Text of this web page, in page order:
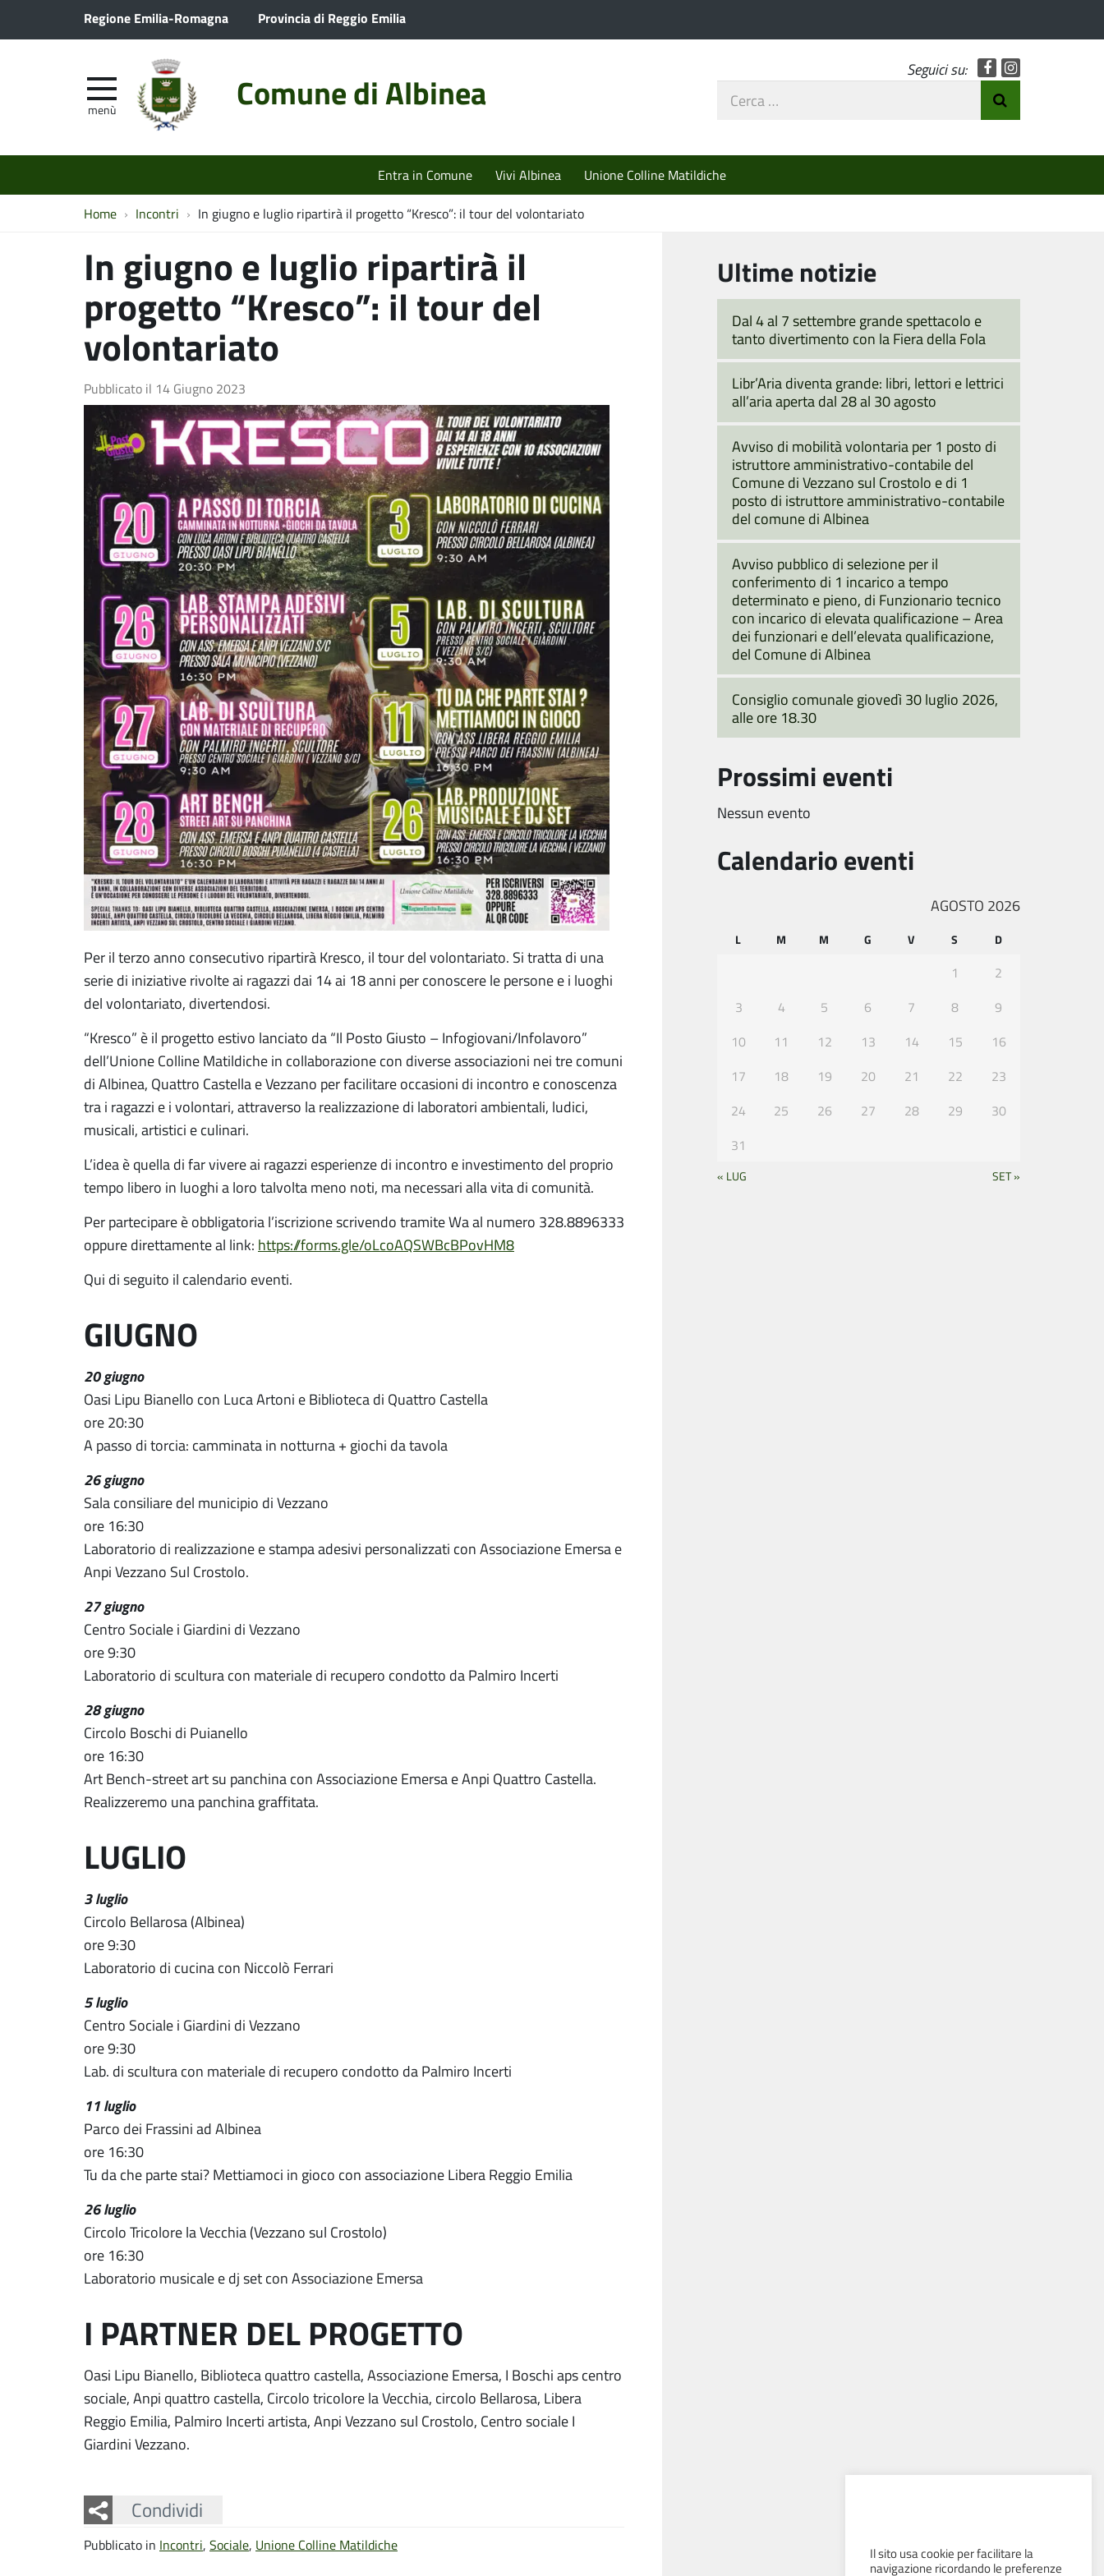
Regione Emilia-Romagna Provincia di Reggio Emilia
Comune di Albinea
menù
Seguici su: Facebook
Cerca
Entra in Comune Vivi Albinea Unione Colline Matildiche
Home Incontri In giugno e luglio ripartirà il progetto “Kresco”: il tour del volontariato
In giugno e luglio ripartirà il
progetto “Kresco”: il tour del
volontariato
Pubblicato il 14 Giugno 2023
Per il terzo anno consecutivo ripartirà Kresco, il tour del volontariato. Si tratta di una
serie di iniziative rivolte ai ragazzi dai 14 ai 18 anni per conoscere le persone e i luoghi
del volontariato, divertendosi.
“Kresco” è il progetto estivo lanciato da “Il Posto Giusto – Infogiovani/Infolavoro”
dell’Unione Colline Matildiche in collaborazione con diverse associazioni nei tre comuni
di Albinea, Quattro Castella e Vezzano per facilitare occasioni di incontro e conoscenza
tra i ragazzi e i volontari, attraverso la realizzazione di laboratori ambientali, ludici,
musicali, artistici e culinari.
L’idea è quella di far vivere ai ragazzi esperienze di incontro e investimento del proprio
tempo libero in luoghi a loro talvolta meno noti, ma necessari alla vita di comunità.
Per partecipare è obbligatoria l’iscrizione scrivendo tramite Wa al numero 328.8896333
oppure direttamente al link: https://forms.gle/oLcoAQSWBcBPovHM8
Qui di seguito il calendario eventi.
GIUGNO
20 giugno
Oasi Lipu Bianello con Luca Artoni e Biblioteca di Quattro Castella
ore 20:30
A passo di torcia: camminata in notturna + giochi da tavola
26 giugno
Sala consiliare del municipio di Vezzano
ore 16:30
Laboratorio di realizzazione e stampa adesivi personalizzati con Associazione Emersa e
Anpi Vezzano Sul Crostolo.
27 giugno
Centro Sociale i Giardini di Vezzano
ore 9:30
Laboratorio di scultura con materiale di recupero condotto da Palmiro Incerti
28 giugno
Circolo Boschi di Puianello
ore 16:30
Art Bench-street art su panchina con Associazione Emersa e Anpi Quattro Castella.
Realizzeremo una panchina graffitata.
LUGLIO
3 luglio
Circolo Bellarosa (Albinea)
ore 9:30
Laboratorio di cucina con Niccolò Ferrari
5 luglio
Centro Sociale i Giardini di Vezzano
ore 9:30
Lab. di scultura con materiale di recupero condotto da Palmiro Incerti
11 luglio
Parco dei Frassini ad Albinea
ore 16:30
Tu da che parte stai? Mettiamoci in gioco con associazione Libera Reggio Emilia
26 luglio
Circolo Tricolore la Vecchia (Vezzano sul Crostolo)
ore 16:30
Laboratorio musicale e dj set con Associazione Emersa
I PARTNER DEL PROGETTO
Oasi Lipu Bianello, Biblioteca quattro castella, Associazione Emersa, I Boschi aps centro
sociale, Anpi quattro castella, Circolo tricolore la Vecchia, circolo Bellarosa, Libera
Reggio Emilia, Palmiro Incerti artista, Anpi Vezzano sul Crostolo, Centro sociale I
Giardini Vezzano.
Condividi
Facebook
Twitter
Whatsapp
Pubblicato in Incontri, Sociale, Unione Colline Matildiche
Ultime notizie
Dal 4 al 7 settembre grande spettacolo e
tanto divertimento con la Fiera della Fola
Libr’Aria diventa grande: libri, lettori e lettrici
all’aria aperta dal 28 al 30 agosto
Avviso di mobilità volontaria per 1 posto di
istruttore amministrativo-contabile del
Comune di Vezzano sul Crostolo e di 1
posto di istruttore amministrativo-contabile
del comune di Albinea
Avviso pubblico di selezione per il
conferimento di 1 incarico a tempo
determinato e pieno, di Funzionario tecnico
con incarico di elevata qualificazione – Area
dei funzionari e dell’elevata qualificazione,
del Comune di Albinea
Consiglio comunale giovedì 30 luglio 2026,
alle ore 18.30
Prossimi eventi
Nessun evento
Calendario eventi
AGOSTO 2026
L M M G V S D
1
2
3
4 5 6 7 8
9
10
11 12 13 14 15
16
17
18 19 20 21 22
23
24
25 26 27 28 29
30
31
« LUG SET »
Il sito usa cookie per facilitare la
navigazione ricordando le preferenze